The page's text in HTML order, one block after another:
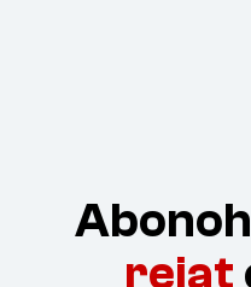
rejat